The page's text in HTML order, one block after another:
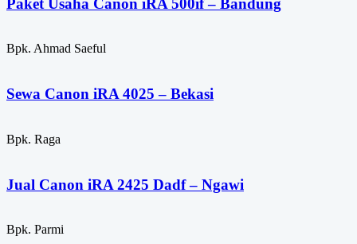
Paket Usaha Canon iRA 500if – Bandung
Bpk. Ahmad Saeful
Sewa Canon iRA 4025 – Bekasi
Bpk. Raga
Jual Canon iRA 2425 Dadf – Ngawi
Bpk. Parmi